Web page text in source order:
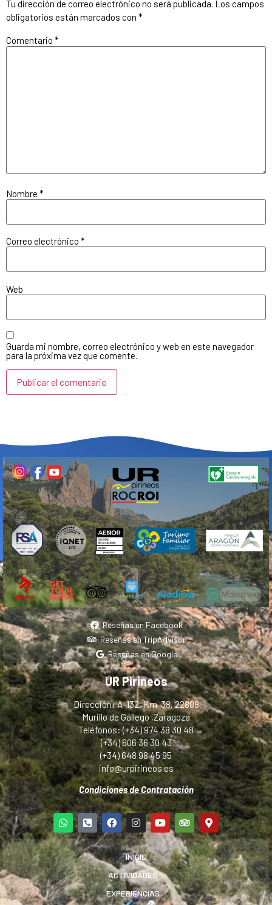
Tu dirección de correo electrónico no será publicada. Los campos
obligatorios están marcados con *
Comentario *
Nombre *
Correo electrónico *
Web
Guarda mi nombre, correo electrónico y web en este navegador
para la próxima vez que comente.
Reseñas en Facebook
Reseñas en TripAdvisor
Reseñas en Google
UR Pirineos
Dirección: A-132, Km. 38, 22808
Murillo de Gállego ,Zaragoza
Teléfonos: (+34) 974 38 30 48
(+34) 606 36 30 43
(+34) 648 98 45 95
info@urpirineos.es
Condiciones de Contratación
INICIO
ACTIVIDADES
EXPERIENCIAS